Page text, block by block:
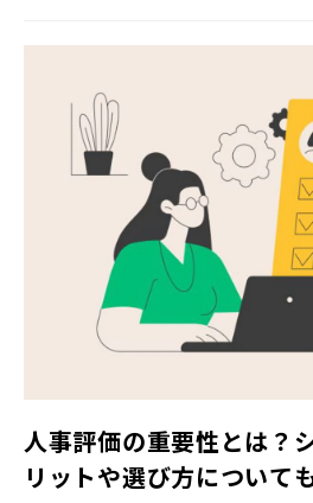
人事評価の重要性とは？
リットや選び方について